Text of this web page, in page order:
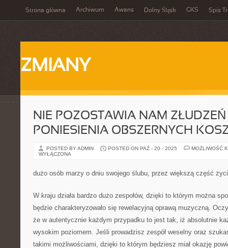
Strona główna Archiwum Awans Dolny Śląsk GKS Spis
ZMIANY
NIE POZOSTAWIA NAM
PONIESIENIA OBSZERNYCH
POSTED BY ADMIN POSTED ON PAŹ - 20 - 2025
MOŻLIWOŚĆ
WYŁĄCZONA
dużo osób marzy o dniu swojego ślubu, przez większą część
W kraju działa bardzo dużo zespołów, dzięki to którym można
będzie charakteryzowało się rewelacyjną oprawą muzyczną.
że w autentycznie każdym przypadku to jest tak, iż absolutnie
wysokim poziomem. Jeśli prowadzisz zespół weselny oraz
takimi możliwościami, dzięki to którym będziesz miał okazję